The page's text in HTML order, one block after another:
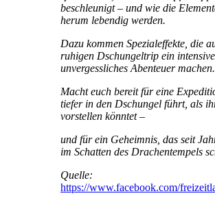
beschleunigt – und wie die
herum lebendig werden.
Dazu kommen Spezialeffekte, die
ruhigen Dschungeltrip ein
unvergessliches Abenteuer machen.
Macht euch bereit für eine
tiefer in den Dschungel führt, als
vorstellen könntet –
und für ein Geheimnis, das seit
im Schatten des Drachentempels
Quelle:
https://www.facebook.com/